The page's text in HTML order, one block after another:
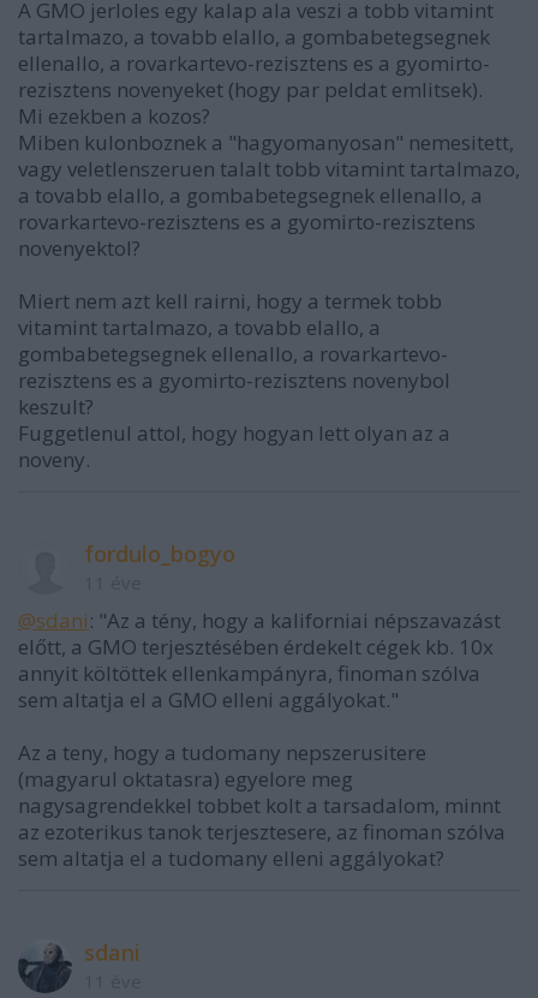
A GMO jerloles egy kalap ala veszi a tobb vitamint
tartalmazo, a tovabb elallo, a gombabetegsegnek
ellenallo, a rovarkartevo-rezisztens es a gyomirto-
rezisztens novenyeket (hogy par peldat emlitsek).
Mi ezekben a kozos?
Miben kulonboznek a "hagyomanyosan" nemesitett,
vagy veletlenszeruen talalt tobb vitamint tartalmazo,
a tovabb elallo, a gombabetegsegnek ellenallo, a
rovarkartevo-rezisztens es a gyomirto-rezisztens
novenyektol?
Miert nem azt kell rairni, hogy a termek tobb
vitamint tartalmazo, a tovabb elallo, a
gombabetegsegnek ellenallo, a rovarkartevo-
rezisztens es a gyomirto-rezisztens novenybol
keszult?
Fuggetlenul attol, hogy hogyan lett olyan az a
noveny.
fordulo_bogyo
@sdani: "Az a tény, hogy a kaliforniai népszavazást
előtt, a GMO terjesztésében érdekelt cégek kb. 10x
annyit költöttek ellenkampányra, finoman szólva
sem altatja el a GMO elleni aggályokat."
Az a teny, hogy a tudomany nepszerusitere
(magyarul oktatasra) egyelore meg
nagysagrendekkel tobbet kolt a tarsadalom, minnt
az ezoterikus tanok terjesztesere, az finoman szólva
sem altatja el a tudomany elleni aggályokat?
sdani